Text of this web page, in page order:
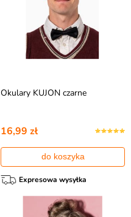
Okulary KUJON czarne
16,99 zł
do koszyka
Expresowa wysyłka